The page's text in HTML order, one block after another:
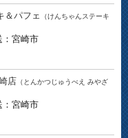
＆パフェ
（けんちゃんステーキ
：宮崎市
店 （とんかつじゅうべえ みやざ
：宮崎市